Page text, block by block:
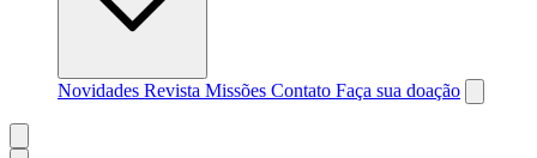
Novidades Revista Missões Contato Faça sua doação